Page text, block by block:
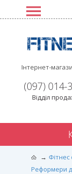
Інтернет-
(097) 014-
Відділ
Реформери